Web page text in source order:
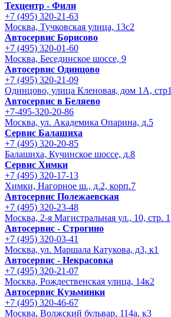
Техцентр - Фили
+7 (495) 320-21-63
Москва, Тучковская улица, 13с2
Автосервис Борисово
+7 (495) 320-01-60
Москва, Бесединское шоссе, 9
Автосервис Одинцово
+7 (495) 320-21-09
Одинцово, улица Кленовая, дом 1А, стр1
Автосервис в Беляево
+7-495-320-20-86
Москва, ул. Академика Опарина, д.5
Сервис Балашиха
+7 (495) 320-20-85
Балашиха, Кучинское шоссе, д.8
Сервис Химки
+7 (495) 320-17-13
Химки, Нагорное ш., д.2, корп.7
Автосервис Полежаевская
+7 (495) 320-23-48
Москва, 2-я Магистральная ул., 10, стр. 1
Автосервис - Строгино
+7 (495) 320-03-41
Москва, ул. Маршала Катукова, д3, к1
Автосервис - Некрасовка
+7 (495) 320-21-07
Москва, Рождественская улица, 14к2
Автосервис Кузьминки
+7 (495) 320-46-67
Москва, Волжский бульвар, 114а, к3